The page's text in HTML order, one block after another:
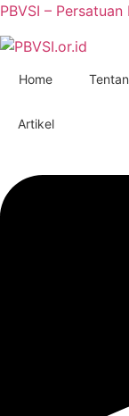
PBVSI –
Home
Artikel